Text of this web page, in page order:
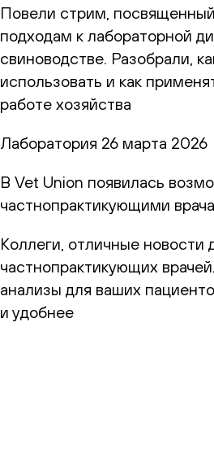
Повели стрим,
подходам к лабораторной
свиноводстве. Разобрали,
использовать и как
работе хозяйства
Лаборатория 26 марта 2026
В Vet Union появилась
частнопрактикующими
Коллеги, отличные новости
частнопрактикующих
анализы для ваших
и удобнее